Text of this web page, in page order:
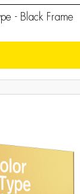
- Black Frame